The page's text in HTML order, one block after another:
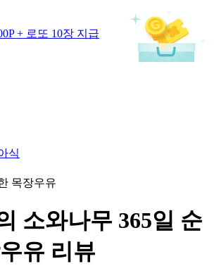
+ 로또 10장 지급
식
목장우유
소와나무 365일 순
유 리뷰